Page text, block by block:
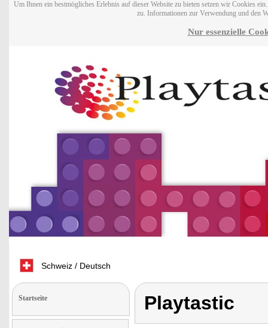
Um Ihnen ein bestmögliches Erlebnis auf dieser Website zu bieten setzen wir Cookies
zu. Informationen zur Verwendung und den
Nur essenzielle
Schweiz / Deutsch
Startseite Playtastic